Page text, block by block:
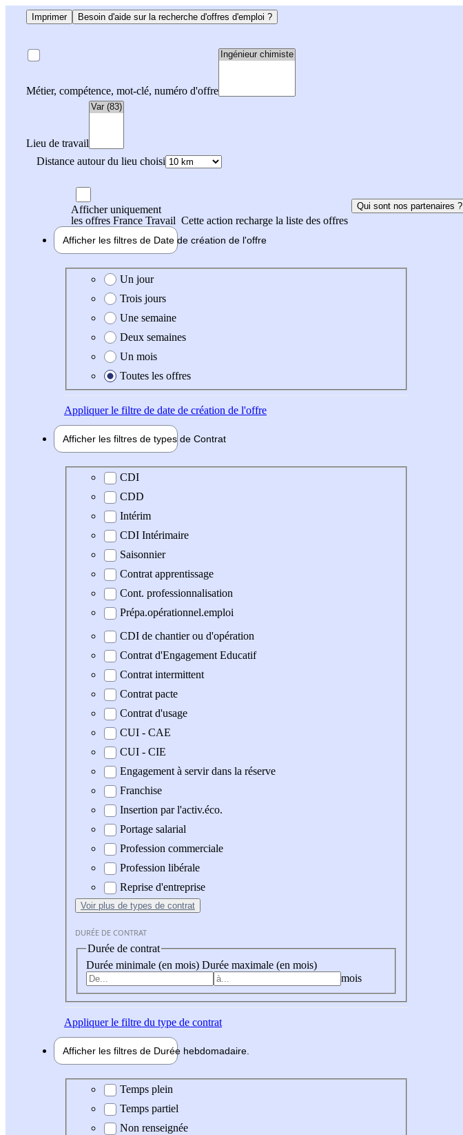
Imprimer Besoin d'aide sur la recherche d'offres d'emploi ?
Métier, compétence, mot-clé, numéro d'offre
Lieu de travail
Distance autour du lieu choisi
Afficher uniquement
les offres France Travail Cette action recharge la liste des offres
Qui sont nos partenaires ?
Afficher les filtres de Date de création de l'offre
Date de création de l'offre
Un jour
Trois jours
Une semaine
Deux semaines
Un mois
Toutes les offres
Appliquerle filtre de date de création de l'offre
Afficher les filtres de types de Contrat
Type de contrat
CDI
CDD
Intérim
CDI Intérimaire
Saisonnier
Contrat apprentissage
Cont. professionnalisation
Prépa.opérationnel.emploi
CDI de chantier ou d'opération
Contrat d'Engagement Educatif
Contrat intermittent
Contrat pacte
Contrat d'usage
CUI - CAE
CUI - CIE
Engagement à servir dans la réserve
Franchise
Insertion par l'activ.éco.
Portage salarial
Profession commerciale
Profession libérale
Reprise d'entreprise
Voir plus de types de contrat
DURÉE DE CONTRAT
Durée de contrat
Durée minimale (en mois) Durée maximale (en mois)
mois
Appliquerle filtre du type de contrat
Afficher les filtres de Durée hebdomadaire
Durée hebdomadaire
Temps plein
Temps partiel
Non renseignée